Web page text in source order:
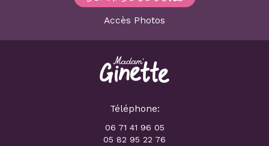
Accès Photos
Téléphone:
06 71 41 96 05
05 82 95 22 76